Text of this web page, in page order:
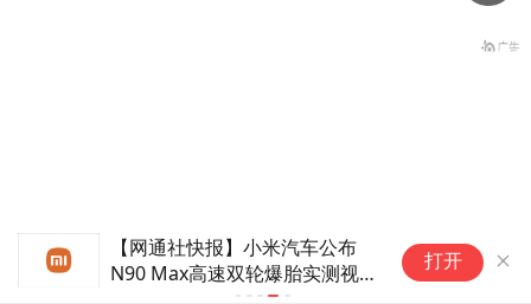
【网通社快报】小米汽车公布
N90 Max高速双轮爆胎实测视
打开